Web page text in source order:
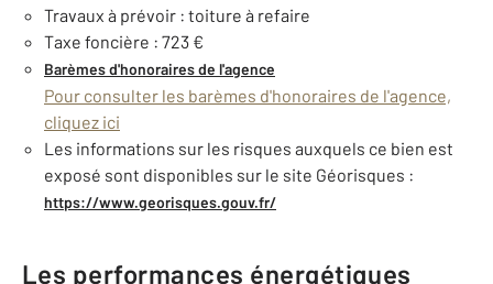
Travaux à prévoir : toiture à refaire
Taxe foncière : 723 €
Barèmes d'honoraires de l'agence
Pour consulter les barèmes d'honoraires de l'agence,
cliquez ici
Les informations sur les risques auxquels ce bien est
exposé sont disponibles sur le site Géorisques :
https://www.georisques.gouv.fr/
Les performances énergétiques